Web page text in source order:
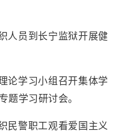
人员到长宁监狱开展健
论学习小组召开集体学
题学习研讨会。
民警职工观看爱国主义